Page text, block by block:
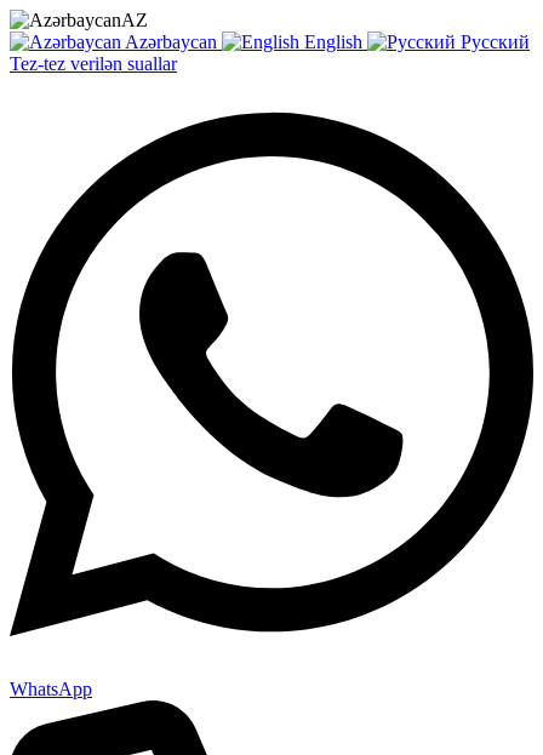
AZ
Azərbaycan
English
Русский
Tez-tez verilən suallar
WhatsApp